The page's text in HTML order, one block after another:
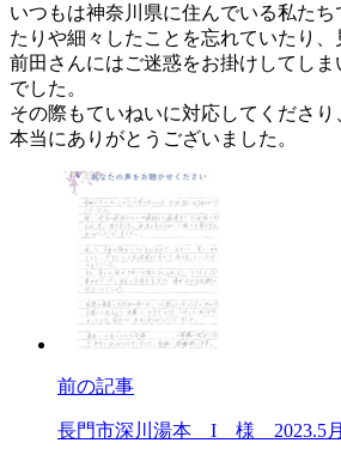
いつもは神奈川県に住んでいる私たち
たりや細々したことを忘れていたり
前田さんにはご迷惑をお掛けしてし
でした。
その際もていねいに対応してくださり
本当にありがとうございました。
前の記事
長門市深川湯本 I 様 2023.5月